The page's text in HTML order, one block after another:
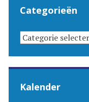
Categorieën
CATEGORIEËN
Kalender